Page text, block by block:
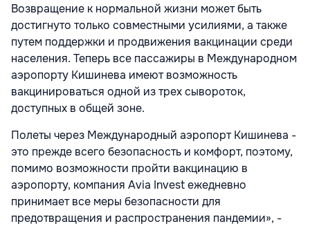
Возвращение к нормальной жизни может быть
достигнуто только совместными усилиями, а также
путем поддержки и продвижения вакцинации среди
населения. Теперь все пассажиры в Международном
аэропорту Кишинева имеют возможность
вакцинироваться одной из трех сывороток,
доступных в общей зоне.
Полеты через Международный аэропорт Кишинева -
это прежде всего безопасность и комфорт, поэтому,
помимо возможности пройти вакцинацию в
аэропорту, компания Avia Invest ежедневно
принимает все меры безопасности для
предотвращения и распространения пандемии», -